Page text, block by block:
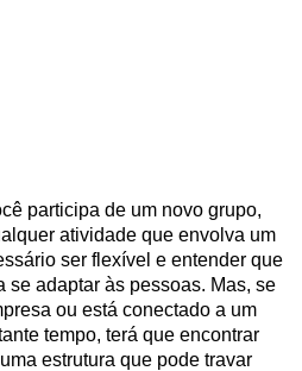
participa de um novo grupo,
atividade que envolva um
ser flexível e entender que
se adaptar às pessoas. Mas, se
ou está conectado a um
tempo, terá que encontrar
estrutura que pode travar